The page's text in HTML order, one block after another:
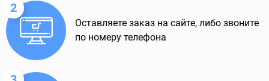
2
Оставляете заказ на сайте, либо звоните
по номеру телефона